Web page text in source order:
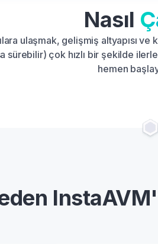
Nasıl
ulaşmak, gelişmiş altyapısı
sürebilir) çok hızlı bir şekilde
hemen